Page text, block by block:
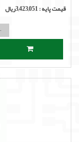
قیمت پایه :3,423,051ریال